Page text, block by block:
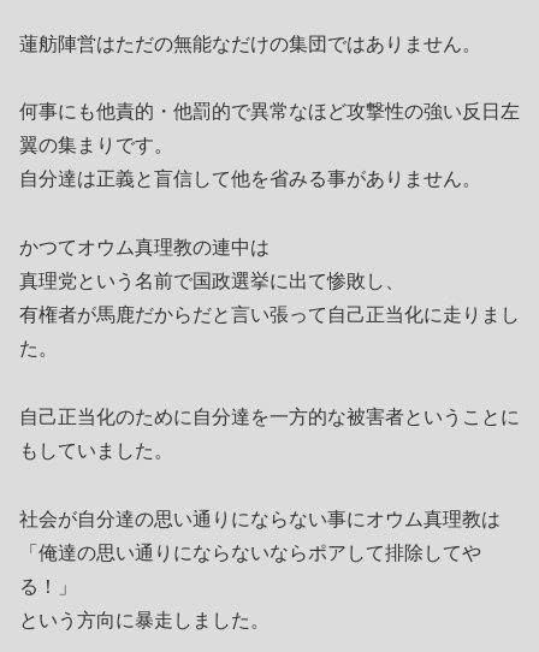
蓮舫陣営はただの無能なだけの集団ではありません。
何事にも他責的・他罰的で異常なほど攻撃性の強い反日左
翼の集まりです。
自分達は正義と盲信して他を省みる事がありません。
かつてオウム真理教の連中は
真理党という名前で国政選挙に出て惨敗し、
有権者が馬鹿だからだと言い張って自己正当化に走りまし
た。
自己正当化のために自分達を一方的な被害者ということに
もしていました。
社会が自分達の思い通りにならない事にオウム真理教は
「俺達の思い通りにならないならポアして排除してや
る！」
という方向に暴走しました。